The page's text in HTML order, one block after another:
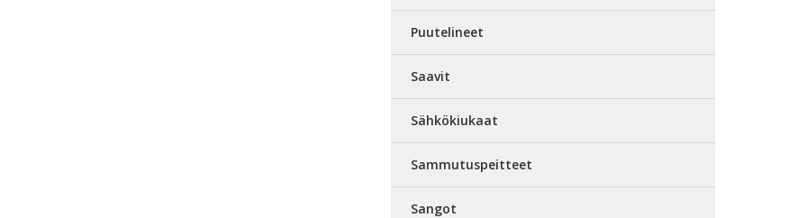
Puutelineet
Saavit
Sähkökiukaat
Sammutuspeitteet
Sangot